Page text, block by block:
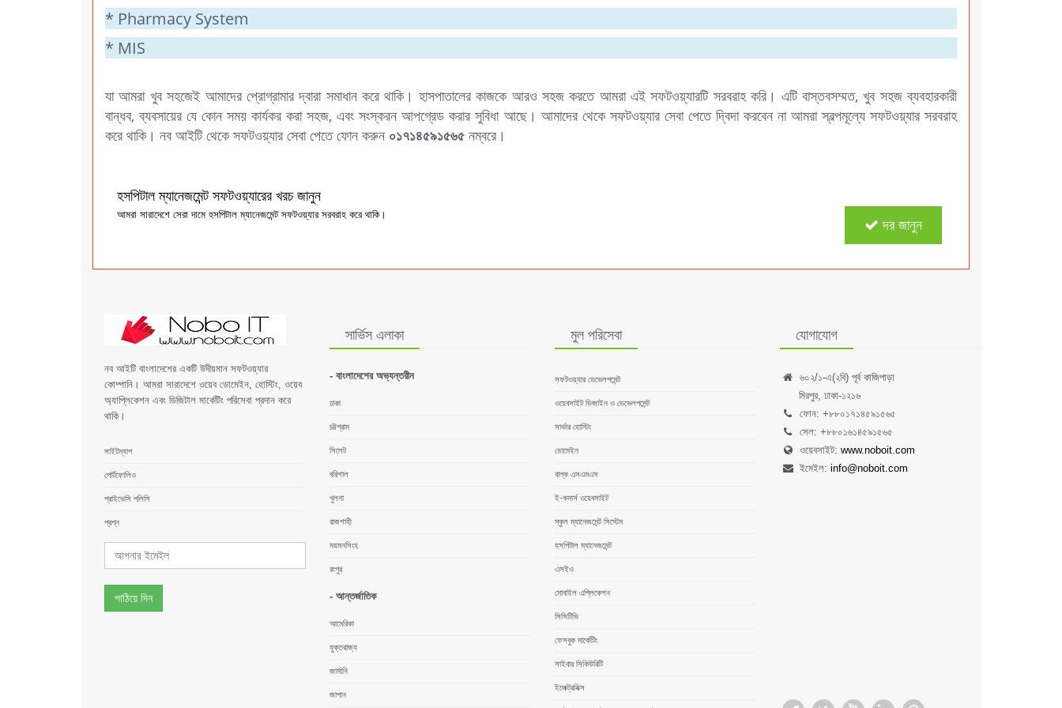
* Pharmacy System
* MIS
যা আমরা খুব সহজেই আমাদের প্রোগ্রামার দ্বারা সমাধান করে থাকি। হাসপাতালের কাজকে আরও সহজ করতে আমরা এই সফটওয়্যারটি সরবরাহ করি। এটি বাস্তবসম্মত, খুব সহজ ব্যবহারকারী
বান্ধব, ব্যবসায়ের যে কোন সময় কার্যকর করা সহজ, এবং সংস্করন আপগ্রেড করার সুবিধা আছে। আমাদের থেকে সফটওয়্যার সেবা পেতে দ্বিদা করবেন না আমরা স্বল্পমূল্যে সফটওয়্যার সরবরাহ
করে থাকি। নব আইটি থেকে সফটওয়্যার সেবা পেতে ফোন করুন ০১৭১৪৫৯১৫৬৫ নম্বরে।
হসপিটাল ম্যানেজমেন্ট সফটওয়্যারের খরচ জানুন
আমরা সারাদেশে সেরা দামে হসপিটাল ম্যানেজমেন্ট সফটওয়্যার সরবরাহ করে থাকি।
দর জানুন
নব আইটি বাংলাদেশের একটি উদীয়মান সফটওয়্যার
কোম্পানি। আমরা সারাদেশে ওয়েব ডোমেইন, হোস্টিং, ওয়েব
অ্যাপ্লিকেশন এবং ডিজিটাল মার্কেটিং পরিসেবা প্রদান করে
থাকি।
সাইটম্যাপ
পোর্টফোলিও
প্রাইভেসি পলিসি
প্রশ্ন
পাঠিয়ে দিন
সার্ভিস এলাকা
- বাংলাদেশের অভ্যন্তরীন
ঢাকা
চট্টগ্রাম
সিলেট
বরিশাল
খুলনা
রাজশাহী
ময়মনসিংহ
রংপুর
- আন্তর্জাতিক
আমেরিকা
যুক্তরাজ্য
জার্মানি
জাপান
মুল পরিসেবা
সফটওয়্যার ডেভেলপমেন্ট
ওয়েবসাইট ডিজাইন ও ডেভেলপমেন্ট
সার্ভার হোস্টিং
ডোমেইন
বাল্ক এসএমএস
ই-কমার্স ওয়েবসাইট
স্কুল ম্যানেজমেন্ট সিস্টেম
হসপিটাল ম্যানেজমেন্ট
এসইও
মোবাইল এপ্লিকেশন
সিসিটিভি
ফেসবুক মার্কেটিং
সাইবার সিকিউরিটি
ইলেক্ট্রনিক্স
যোগাযোগ
৬০২/১-এ(২বি) পূর্ব কাজিপাড়া
মিরপুর, ঢাকা-১২১৬
ফোন: +৮৮০১৭১৪৫৯১৫৬৫
সেল: +৮৮০১৬১৪৫৯১৫৬৫
ওয়েবসাইট: www.noboit.com
ইমেইল: info@noboit.com